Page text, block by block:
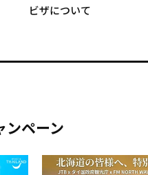
ビザについて
ンペーン